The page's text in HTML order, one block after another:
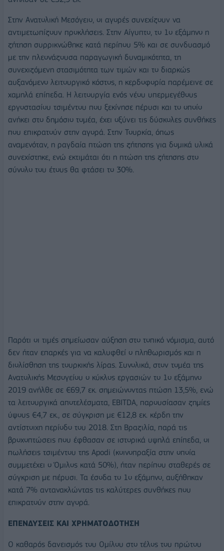
Στην Ανατολική Μεσόγειο, οι αγορές συνεχίζουν να
αντιμετωπίζουν προκλήσεις. Στην Αίγυπτο, το 1ο εξάμηνο η
ζήτηση συρρικνώθηκε κατά περίπου 5% και σε συνδυασμό
με την πλεονάζουσα παραγωγική δυναμικότητα, τη
συνεχιζόμενη στασιμότητα των τιμών και το διαρκώς
αυξανόμενο λειτουργικό κόστος, η κερδοφορία παρέμεινε σε
χαμηλά επίπεδα. Η λειτουργία ενός νέου υπερμεγέθους
εργοστασίου τσιμέντου που ξεκίνησε πέρυσι και το οποίο
ανήκει στο δημόσιο τομέα, έχει οξύνει τις δύσκολες συνθήκες
που επικρατούν στην αγορά. Στην Τουρκία, όπως
αναμενόταν, η ραγδαία πτώση της ζήτησης για δομικά υλικά
συνεχίστηκε, ενώ εκτιμάται ότι η πτώση της ζήτησης στο
σύνολο του έτους θα φτάσει το 30%.
Παρότι οι τιμές σημείωσαν αύξηση στο τοπικό νόμισμα, αυτό
δεν ήταν επαρκές για να καλυφθεί ο πληθωρισμός και η
διολίσθηση της τουρκικής λίρας. Συνολικά, στον τομέα της
Ανατολικής Μεσογείου ο κύκλος εργασιών το 1ο εξάμηνο
2019 ανήλθε σε €69,7 εκ. σημειώνοντας πτώση 13,5%, ενώ
τα λειτουργικά αποτελέσματα, EBITDA, παρουσίασαν ζημίες
ύψους €4,7 εκ., σε σύγκριση με €12,8 εκ. κέρδη την
αντίστοιχη περίοδο του 2018. Στη Βραζιλία, παρά τις
βροχοπτώσεις που έφθασαν σε ιστορικά υψηλά επίπεδα, οι
πωλήσεις τσιμέντου της Apodi (κοινοπραξία στην οποία
συμμετέχει ο Όμιλος κατά 50%), ήταν περίπου σταθερές σε
σύγκριση με πέρυσι. Τα έσοδα το 1ο εξάμηνο, αυξήθηκαν
κατά 7% αντανακλώντας τις καλύτερες συνθήκες που
επικρατούν στην αγορά.
ΕΠΕΝΔΥΣΕΙΣ ΚΑΙ ΧΡΗΜΑΤΟΔΟΤΗΣΗ
Ο καθαρός δανεισμός του Ομίλου στο τέλος του πρώτου